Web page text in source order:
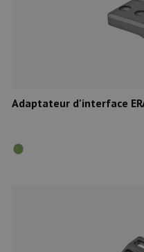
Adaptateur d'interface